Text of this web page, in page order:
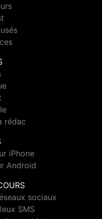
rédac
iPhone
Android
sociaux
SMS